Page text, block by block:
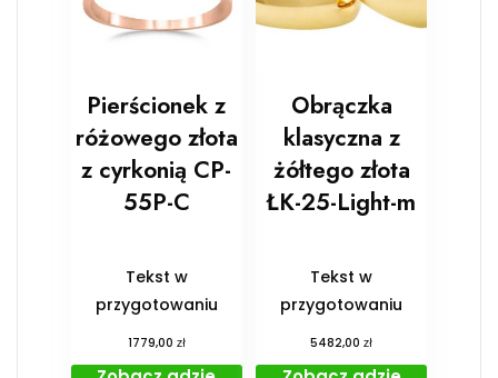
Pierścionek z
różowego złota
z cyrkonią CP-
55P-C
Tekst w
przygotowaniu
1779,00 zł
Obrączka
klasyczna z
żółtego złota
ŁK-25-Light-m
Tekst w
przygotowaniu
5482,00zł